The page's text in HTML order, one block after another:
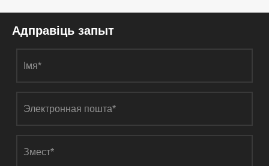
Адправіць запыт